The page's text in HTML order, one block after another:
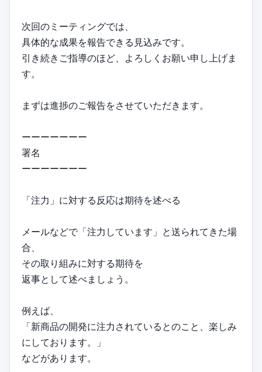
次回のミーティングでは、
具体的な成果を報告できる見込みです。
引き続きご指導のほど、よろしくお願い申し上げま
す。
まずは進捗のご報告をさせていただきます。
ーーーーーーー
署名
ーーーーーーー
「注力」に対する反応は期待を述べる
メールなどで「注力しています」と送られてきた場
合、
その取り組みに対する期待を
返事として述べましょう。
例えば、
「新商品の開発に注力されているとのこと、楽しみ
にしております。」
などがあります。